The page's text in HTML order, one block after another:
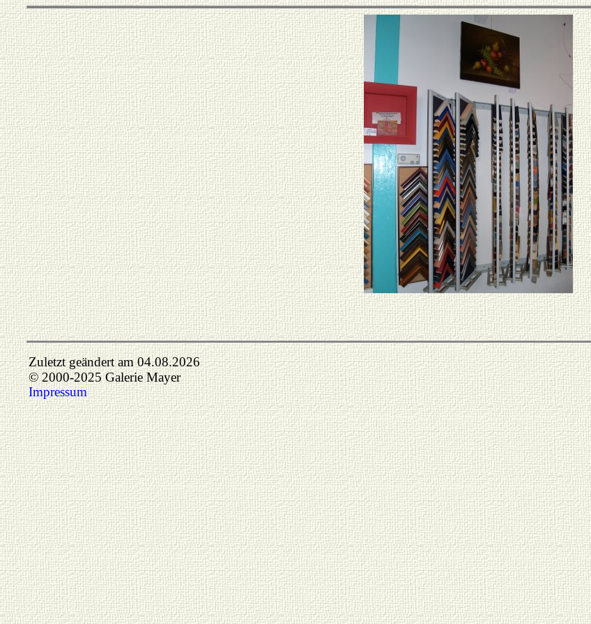
Zuletzt geändert am 04.08.2026
© 2000-2025 Galerie Mayer
Impressum